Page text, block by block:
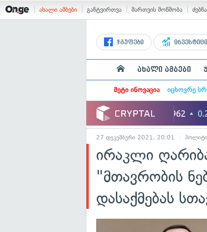
ახალი ამბები განტვირთვა მართვის მოწმობა ძებნა
ჯგუფები
ახალი ამბები
მეტი ინოვაცია იცხოვრე
27 დეკემბერი 2021, 20:01
ირაკლი
"მთავრობის
დასაქმებას